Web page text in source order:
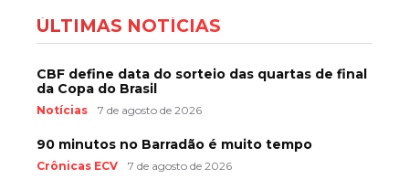
ÚLTIMAS NOTÍCIAS
CBF define data do sorteio das quartas de final
da Copa do Brasil
Notícias 7 de agosto de 2026
90 minutos no Barradão é muito tempo
Crônicas ECV 7 de agosto de 2026